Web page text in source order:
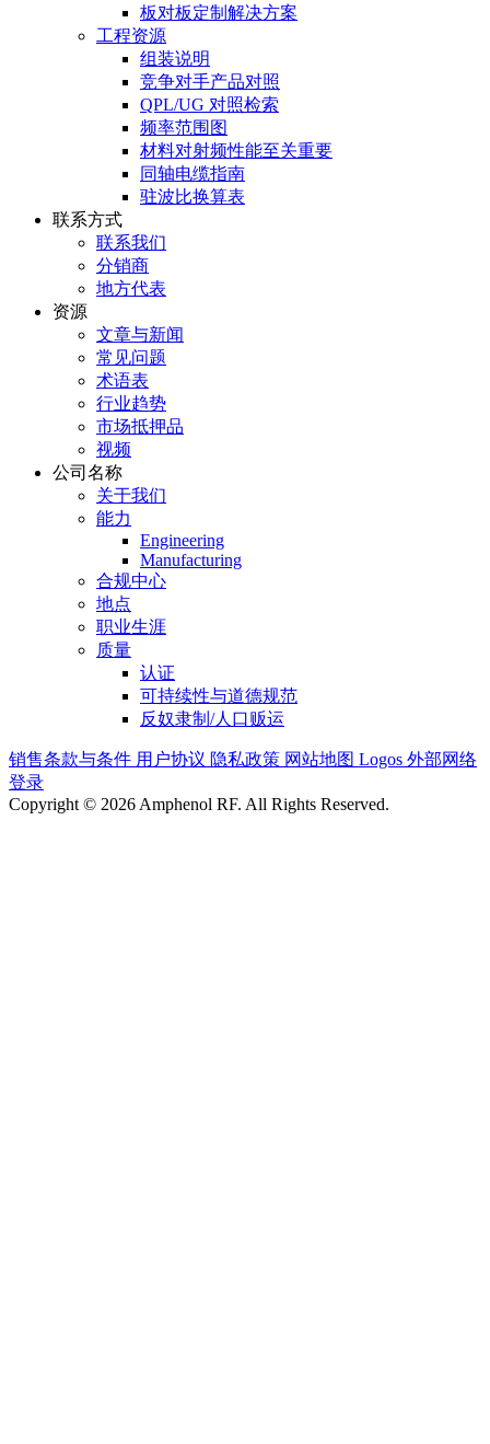
板对板定制解决方案
工程资源
组装说明
竞争对手产品对照
QPL/UG 对照检索
频率范围图
材料对射频性能至关重要
同轴电缆指南
驻波比换算表
联系方式
联系我们
分销商
地方代表
资源
文章与新闻
常见问题
术语表
行业趋势
市场抵押品
视频
公司名称
关于我们
能力
Engineering
Manufacturing
合规中心
地点
职业生涯
质量
认证
可持续性与道德规范
反奴隶制/人口贩运
销售条款与条件 用户协议 隐私政策 网站地图 Logos 外部网络
登录
Copyright © 2026 Amphenol RF. All Rights Reserved.